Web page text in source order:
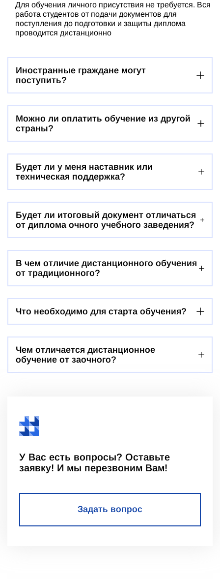
Для обучения личного присутствия не требуется. Вся
работа студентов от подачи документов для
поступления до подготовки и защиты диплома
проводится дистанционно
Иностранные граждане могут
поступить?
Можно ли оплатить обучение из другой
страны?
Будет ли у меня наставник или
техническая поддержка?
Будет ли итоговый документ отличаться
от диплома очного учебного заведения?
В чем отличие дистанционного обучения
от традиционного?
Что необходимо для старта обучения?
Чем отличается дистанционное
обучение от заочного?
У Вас есть вопросы? Оставьте
заявку! И мы перезвоним Вам!
Задать вопрос